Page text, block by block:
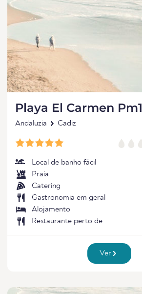
Playa El Carmen Pm1
Andaluzia Cadiz
Local de banho fácil
Praia
Catering
Gastronomia em geral
Alojamento
Restaurante perto de
Ver